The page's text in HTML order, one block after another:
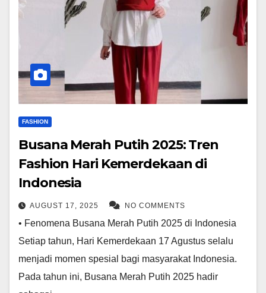
FASHION
Busana Merah Putih 2025: Tren
Fashion Hari Kemerdekaan di
Indonesia
AUGUST 17, 2025 NO COMMENTS
• Fenomena Busana Merah Putih 2025 di Indonesia
Setiap tahun, Hari Kemerdekaan 17 Agustus selalu
menjadi momen spesial bagi masyarakat Indonesia.
Pada tahun ini, Busana Merah Putih 2025 hadir